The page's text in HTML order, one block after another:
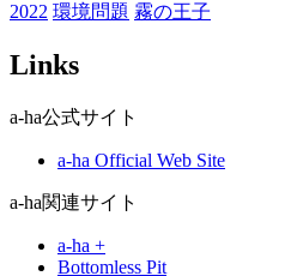
2022 環境問題 霧の王子
Links
a-ha公式サイト
a-ha Official Web Site
a-ha関連サイト
a-ha +
Bottomless Pit